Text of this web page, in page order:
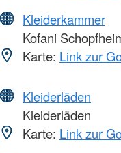
Kleiderkammer
Kofani
Karte: Link zur
Kleiderläden
Kleiderläden
Karte: Link zur